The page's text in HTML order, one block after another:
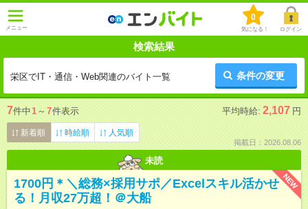
メニュー
0
気になる！ ログイン
検索結果
栄区でIT・通信・Web関連のバイト一覧 条件の変更
7件中1 ～ 7件表示 平均時給: 2,107 円
新着順 時給順 人気順
掲載日：2026.08.06
未読
NEW
1700円＊＼総務×採用サポ／Excelスキル活かせ
る！月収27万超！＠大船